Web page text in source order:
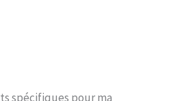
spécifiques pour ma